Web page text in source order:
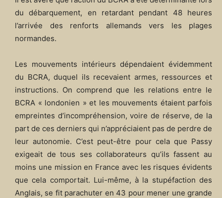
du débarquement, en retardant pendant 48 heures
l’arrivée des renforts allemands vers les plages
normandes.
Les mouvements intérieurs dépendaient évidemment
du BCRA, duquel ils recevaient armes, ressources et
instructions. On comprend que les relations entre le
BCRA « londonien » et les mouvements étaient parfois
empreintes d’incompréhension, voire de réserve, de la
part de ces derniers qui n’appréciaient pas de perdre de
leur autonomie. C’est peut-être pour cela que Passy
exigeait de tous ses collaborateurs qu’ils fassent au
moins une mission en France avec les risques évidents
que cela comportait. Lui-même, à la stupéfaction des
Anglais, se fit parachuter en 43 pour mener une grande